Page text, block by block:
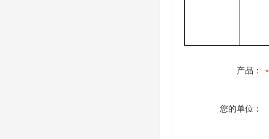
产品：
您的单位：